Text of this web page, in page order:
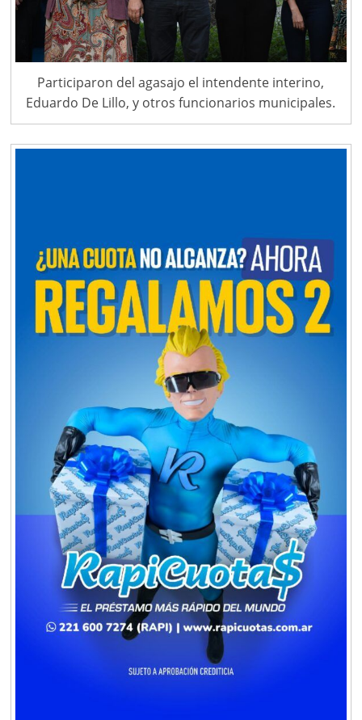
Participaron del agasajo el intendente interino,
Eduardo De Lillo, y otros funcionarios municipales.